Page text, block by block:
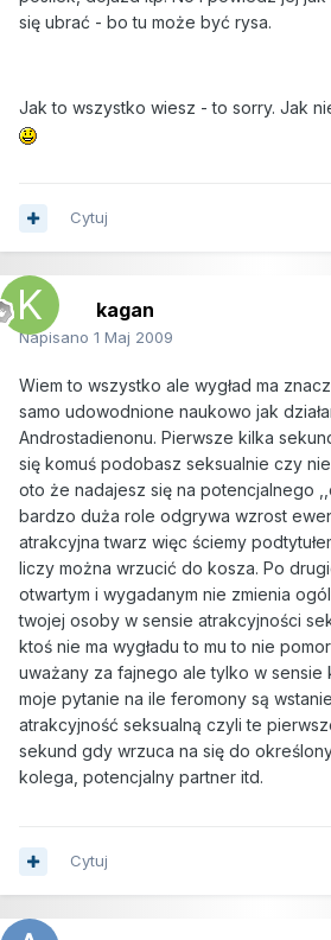
się ubrać - bo tu może być rysa.
Jak to wszystko wiesz - to sorry. Jak
Cytuj
kagan
Napisano 1 Maj 2009
Wiem to wszystko ale wygład ma
samo udowodnione naukowo jak
Androstadienonu. Pierwsze kilka
się komuś podobasz seksualnie czy
oto że nadajesz się na potencjalnego
bardzo duża role odgrywa wzrost
atrakcyjna twarz więc ściemy
liczy można wrzucić do kosza. Po
otwartym i wygadanym nie zmienia
twojej osoby w sensie atrakcyjności
ktoś nie ma wygładu to mu to nie
uważany za fajnego ale tylko w sensie
moje pytanie na ile feromony są
atrakcyjność seksualną czyli te
sekund gdy wrzuca na się do
kolega, potencjalny partner itd.
Cytuj